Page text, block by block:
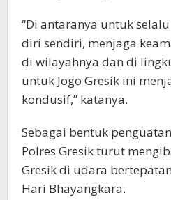
“Di antaranya untuk
diri sendiri, menjaga
di wilayahnya dan di
untuk Jogo Gresik ini
kondusif,” katanya.
Sebagai bentuk
Polres Gresik turut
Gresik di udara
Hari Bhayangkara.